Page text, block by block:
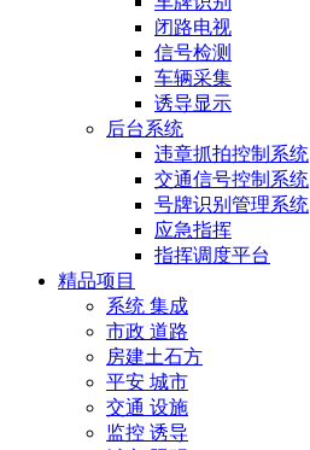
闭路电视
信号检测
车辆采集
诱导显示
后台系统
违章抓拍控制系统
交通信号控制系统
号牌识别管理系统
应急指挥
指挥调度平台
精品项目
系统 集成
市政 道路
房建土石方
平安 城市
交通 设施
监控 诱导